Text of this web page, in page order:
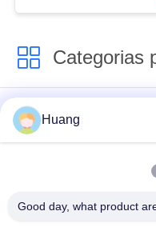
Categorias
Marine Turbocharger
Parts
HOMEM de IHI
Huang
Good day, what product